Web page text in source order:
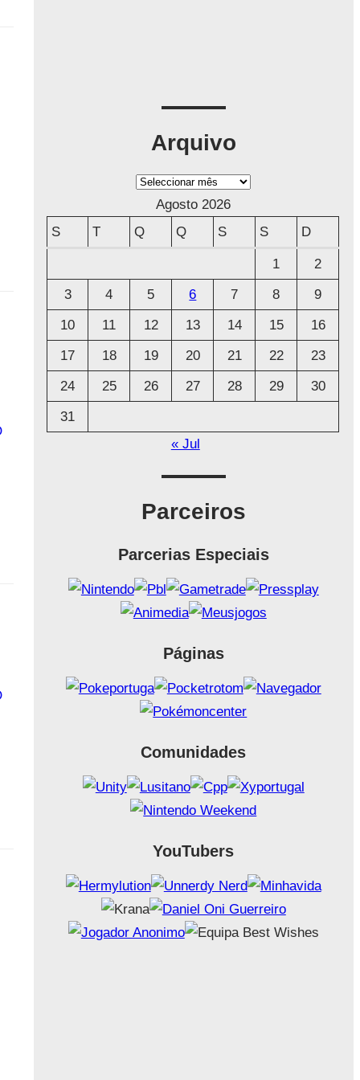
Arquivo
A
q
Agosto 2026
S
T Q Q S S D
1
2
3
4 5 6 7 8
9
10
11 12 13 14 15
16
17
18 19 20 21 22
23
24
25 26 27 28 29
30
31
« Jul
Parceiros
Parcerias Especiais
Páginas
Comunidades
YouTubers